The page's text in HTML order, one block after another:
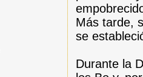
Más tarde,
se
Durante la